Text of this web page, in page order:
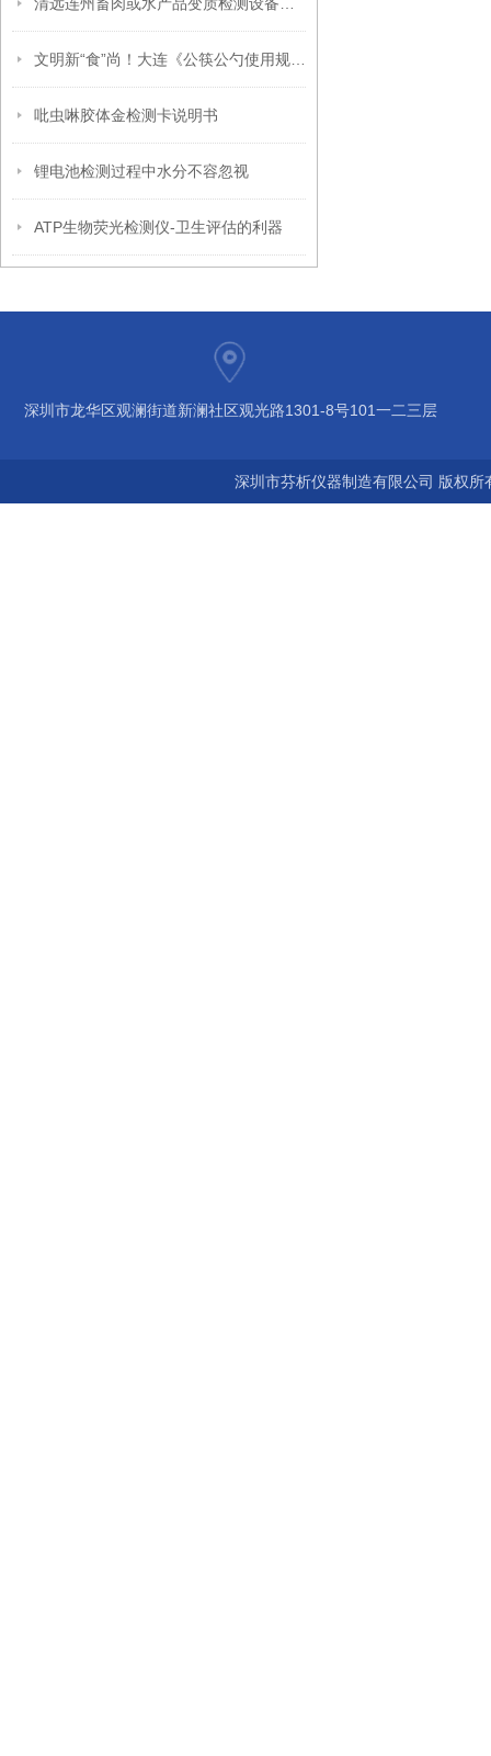
吡虫啉胶体金检测卡说明书
锂电池检测过程中水分不容忽视
ATP生物荧光检测仪-卫生评估的利器
深圳市龙华区观澜街道新澜社区观光路1301-8号101一二三层
深圳市芬析仪器制造有限公司 版权